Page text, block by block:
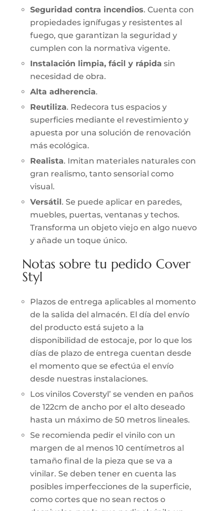
Seguridad contra incendios. Cuenta con
propiedades ignífugas y resistentes al
fuego, que garantizan la seguridad y
cumplen con la normativa vigente.
Instalación limpia, fácil y rápida sin
necesidad de obra.
Alta adherencia.
Reutiliza. Redecora tus espacios y
superficies mediante el revestimiento y
apuesta por una solución de renovación
más ecológica.
Realista. Imitan materiales naturales con
gran realismo, tanto sensorial como
visual.
Versátil . Se puede aplicar en paredes,
muebles, puertas, ventanas y techos.
Transforma un objeto viejo en algo nuevo
y añade un toque único.
Notas sobre tu pedido Cover
Styl
Plazos de entrega aplicables al momento
de la salida del almacén. El día del envío
del producto está sujeto a la
disponibilidad de estocaje, por lo que los
días de plazo de entrega cuentan desde
el momento que se efectúa el envío
desde nuestras instalaciones.
Los vinilos Coverstyl’ se venden en paños
de 122cm de ancho por el alto deseado
hasta un máximo de 50 metros lineales.
Se recomienda pedir el vinilo con un
margen de al menos 10 centímetros al
tamaño final de la pieza que se va a
vinilar. Se deben tener en cuenta las
posibles imperfecciones de la superficie,
como cortes que no sean rectos o